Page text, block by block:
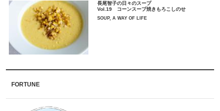
長尾智子の日々のスープ
Vol.19 コーンスープ焼きもろこしのせ
SOUP, A WAY OF LIFE
FORTUNE